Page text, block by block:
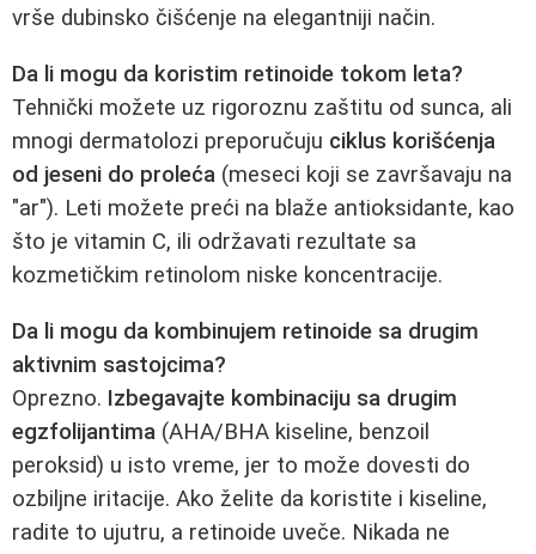
vrše dubinsko čišćenje na elegantniji način.
Da li mogu da koristim retinoide tokom leta?
Tehnički možete uz rigoroznu zaštitu od sunca, ali
mnogi dermatolozi preporučuju ciklus korišćenja
od jeseni do proleća (meseci koji se završavaju na
"ar"). Leti možete preći na blaže antioksidante, kao
što je vitamin C, ili održavati rezultate sa
kozmetičkim retinolom niske koncentracije.
Da li mogu da kombinujem retinoide sa drugim
aktivnim sastojcima?
Oprezno. Izbegavajte kombinaciju sa drugim
egzfolijantima (AHA/BHA kiseline, benzoil
peroksid) u isto vreme, jer to može dovesti do
ozbiljne iritacije. Ako želite da koristite i kiseline,
radite to ujutru, a retinoide uveče. Nikada ne